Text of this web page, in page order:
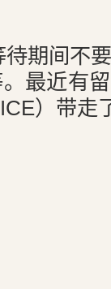
期间不
最近有
）带走